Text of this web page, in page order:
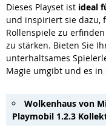
Dieses Playset ist ideal
und inspiriert sie dazu,
Rollenspiele zu
zu stärken. Bieten Sie
unterhaltsames
Magie umgibt und es
Wolkenhaus von
Playmobil 1.2.3